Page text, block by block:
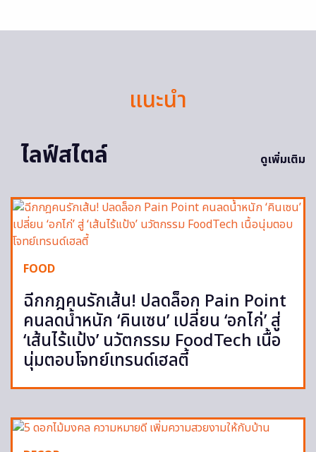
แนะนำ
ไลฟ์สไตล์
ดูเพิ่มเติม
FOOD
ฉีกกฎคนรักเส้น! ปลดล็อก Pain Point
คนลดน้ำหนัก ‘คินเซน’ เปลี่ยน ‘อกไก่’ สู่
‘เส้นไร้แป้ง’ นวัตกรรม FoodTech เนื้อ
นุ่มตอบโจทย์เทรนด์เฮลตี้